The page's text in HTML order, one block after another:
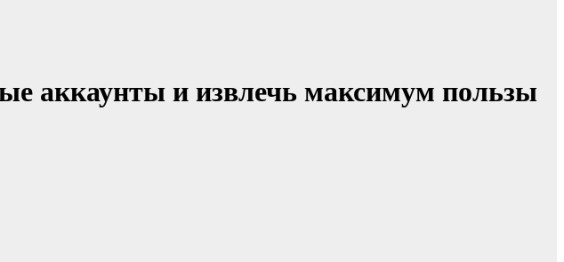
аккаунты и извлечь максимум пользы